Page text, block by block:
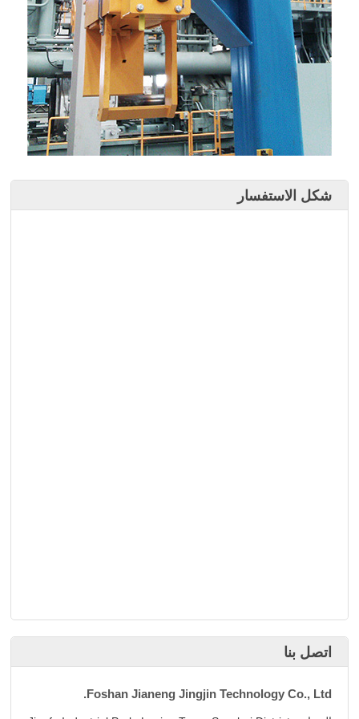
شكل الاستفسار
اتصل بنا
Foshan Jianeng Jingjin Technology Co., Ltd.